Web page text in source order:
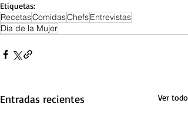
Etiquetas:
RecetasComidasChefsEntrevistas
Día de la Mujer
Entradas recientes Ver todo